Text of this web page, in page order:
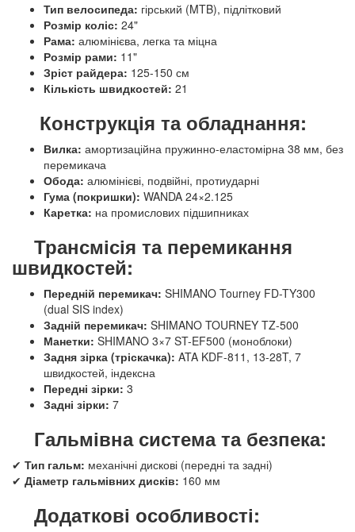
Тип велосипеда: гірський (MTB), підлітковий
Розмір коліс: 24"
Рама: алюмінієва, легка та міцна
Розмір рами: 11"
Зріст райдера: 125-150 см
Кількість швидкостей: 21
Конструкція та обладнання:
Вилка: амортизаційна пружинно-еластомірна 38 мм, без
перемикача
Обода: алюмінієві, подвійні, протиударні
Гума (покришки): WANDA 24×2.125
Каретка: на промислових підшипниках
Трансмісія та перемикання
швидкостей:
Передній перемикач: SHIMANO Tourney FD-TY300
(dual SIS index)
Задній перемикач: SHIMANO TOURNEY TZ-500
Манетки: SHIMANO 3×7 ST-EF500 (моноблоки)
Задня зірка (тріскачка): ATA KDF-811, 13-28T, 7
швидкостей, індексна
Передні зірки: 3
Задні зірки: 7
Гальмівна система та безпека:
✔ Тип гальм: механічні дискові (передні та задні)
✔ Діаметр гальмівних дисків: 160 мм
Додаткові особливості: